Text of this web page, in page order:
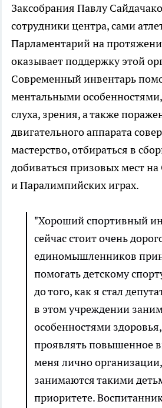
Заксобрания Павлу
сотрудники центра, сами
Парламентарий на
оказывает поддержку этой
Современный инвентарь
ментальными
слуха, зрения, а также
двигательного аппарата
мастерство, отбираться в
добиваться призовых мест
и Паралимпийских играх.
"Хороший спортивный
сейчас стоит очень
единомышленников
помогать детскому
до того, как я стал
в этом учреждении
особенностями
проявлять повышенное
меня лично
занимаются такими
приоритете.